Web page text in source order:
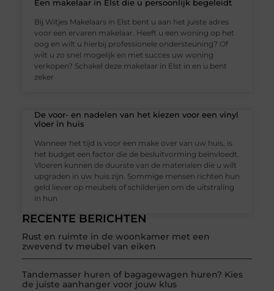
RECENTE BERICHTEN
Rust en ruimte in de woonkamer met een
zwevend tv meubel van eiken
Tandemasser huren of bagagewagen huren? Kies
de juiste aanhanger voor jouw klus
Een makelaar in Elst die u persoonlijk begeleidt
Bij Witjes Makelaars in Elst bent u aan het juiste adres
voor een ervaren makelaar. Heeft u een woning op het
oog en wilt u hierbij professionele ondersteuning? Of
wilt u zo snel mogelijk en met succes uw woning
verkopen? Schakel deze makelaar in Elst in en u bent
zeker
De voor- en nadelen van het kiezen voor een vinyl
vloer in huis
Wanneer het tijd is voor een make over van uw huis, is
het budget een factor die de besluitvorming beïnvloedt.
Vloeren kunnen de duurste van de materialen die u wilt
upgraden in uw huis zijn. Sommige mensen richten hun
geld liever op meubels of schilderijen om de uitstraling
in hun